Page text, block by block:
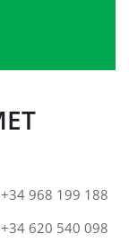
+34 968 199 188
+34 620 540 098